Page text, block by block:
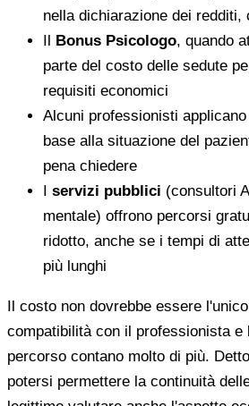
nella dichiarazione dei redditi,
Il Bonus Psicologo, quando
parte del costo delle sedute
requisiti economici
Alcuni professionisti applicano
base alla situazione del
pena chiedere
I servizi pubblici (consultori
mentale) offrono percorsi
ridotto, anche se i tempi di
più lunghi
Il costo non dovrebbe essere
compatibilità con il professionista e
percorso contano molto di più.
potersi permettere la continuità